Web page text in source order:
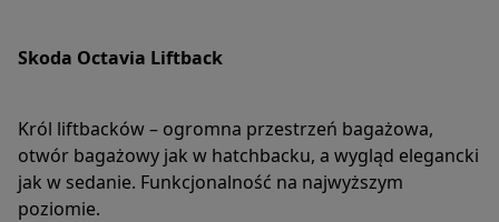
Skoda Octavia Liftback
Król liftbacków – ogromna przestrzeń bagażowa,
otwór bagażowy jak w hatchbacku, a wygląd elegancki
jak w sedanie. Funkcjonalność na najwyższym
poziomie.